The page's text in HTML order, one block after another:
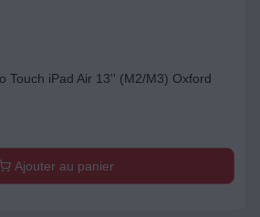
Touch iPad Air 13'' (M2/M3) Oxford
Ajouter au panier